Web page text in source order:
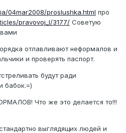
04mar2008/proslushka.html про
pravovoj_l/3177/ Советую
отлавливают неформалов и
и проверять паспорт.
будут ради
бабок.=)
Что же это делается то!!!
выглядящих людей и